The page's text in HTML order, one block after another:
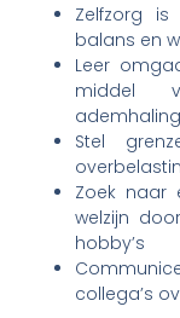
Zelfzorg
balans en
Leer
middel
Stel
Zoek naar
welzijn
hobby’s
collega’s